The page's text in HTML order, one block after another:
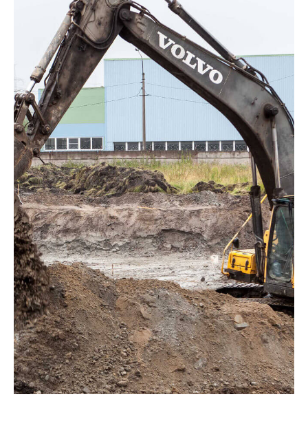
Мы базируемся в разных районах
города для оперативной подачи
техники на ваш объект